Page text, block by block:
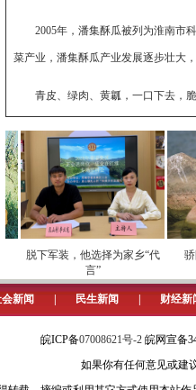
2005年，潘集酥瓜被列为淮南市
菜产业，潘集酥瓜产业发展逐步壮大
青皮、绿肉、黄瓤，一口下去，
目前，潘集酥瓜种植面积达1.2万
人员2万多人，年产值1.4亿元，瓜农
科技加持，老味道焕发新口味
“以前种酥瓜全凭老经验，遇到
潘集区芦集镇代楼村的酥瓜种植户
为让瓜农们掌握科学的酥瓜种
潘集酥瓜，因其外观呈羊角形，
脱下军装，他选择为家乡“代
言”
骄
新闻 民生新闻 财经新
皖ICP备07008621号-2 皖网宣备
如果你有任何意见或建